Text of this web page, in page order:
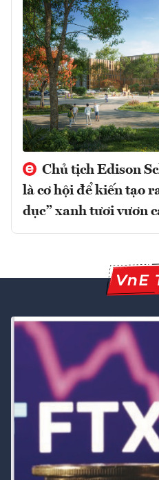
Chủ tịch Edison
là cơ hội để kiến tạo
dục” xanh tươi vươn